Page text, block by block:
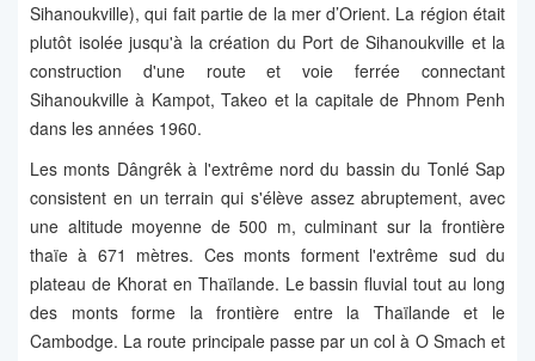
Sihanoukville), qui fait partie de la mer d’Orient. La région était
plutôt isolée jusqu'à la création du Port de Sihanoukville et la
construction d'une route et voie ferrée connectant
Sihanoukville à Kampot, Takeo et la capitale de Phnom Penh
dans les années 1960.
Les monts Dângrêk à l'extrême nord du bassin du Tonlé Sap
consistent en un terrain qui s'élève assez abruptement, avec
une altitude moyenne de 500 m, culminant sur la frontière
thaïe à 671 mètres. Ces monts forment l'extrême sud du
plateau de Khorat en Thaïlande. Le bassin fluvial tout au long
des monts forme la frontière entre la Thaïlande et le
Cambodge. La route principale passe par un col à O Smach et